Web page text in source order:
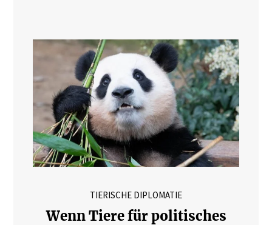
TIERISCHE DIPLOMATIE
Wenn Tiere für politisches